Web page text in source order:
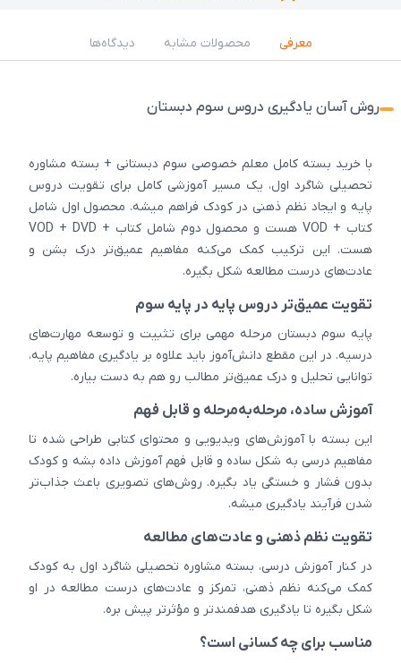
معرفی محصولات مشابه دیدگاه‌ها
روش آسان یادگیری دروس سوم دبستان
با خرید بسته کامل معلم خصوصی سوم دبستانی + بسته مشاوره
تحصیلی شاگرد اول، یک مسیر آموزشی کامل برای تقویت دروس
پایه و ایجاد نظم ذهنی در کودک فراهم میشه. محصول اول شامل
کتاب + VOD هست و محصول دوم شامل کتاب + VOD + DVD
هست. این ترکیب کمک می‌کنه مفاهیم عمیق‌تر درک بشن و
عادت‌های درست مطالعه شکل بگیره.
تقویت عمیق‌تر دروس پایه در پایه سوم
پایه سوم دبستان مرحله مهمی برای تثبیت و توسعه مهارت‌های
درسیه. در این مقطع دانش‌آموز باید علاوه بر یادگیری مفاهیم پایه،
توانایی تحلیل و درک عمیق‌تر مطالب رو هم به دست بیاره.
آموزش ساده، مرحله‌به‌مرحله و قابل فهم
این بسته با آموزش‌های ویدیویی و محتوای کتابی طراحی شده تا
مفاهیم درسی به شکل ساده و قابل فهم آموزش داده بشه و کودک
بدون فشار و خستگی یاد بگیره. روش‌های تصویری باعث جذاب‌تر
شدن فرآیند یادگیری میشه.
تقویت نظم ذهنی و عادت‌های مطالعه
در کنار آموزش درسی، بسته مشاوره تحصیلی شاگرد اول به کودک
کمک می‌کنه نظم ذهنی، تمرکز و عادت‌های درست مطالعه در او
شکل بگیره تا یادگیری هدفمندتر و مؤثرتر پیش بره.
مناسب برای چه کسانی است؟